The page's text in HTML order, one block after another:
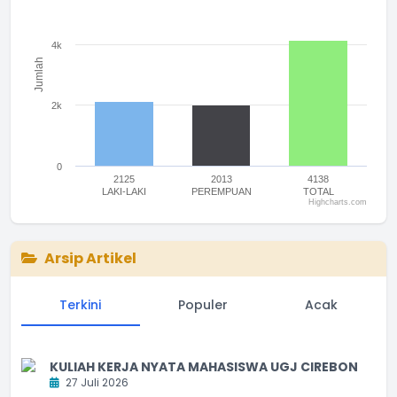
Jumlah
2125
LAKI-LAKI
2013
PEREMPUAN
4138
TOTAL
0
2k
4k
Highcharts.com
Arsip Artikel
Terkini Populer Acak
KULIAH KERJA NYATA MAHASISWA UGJ CIREBON
27 Juli 2026